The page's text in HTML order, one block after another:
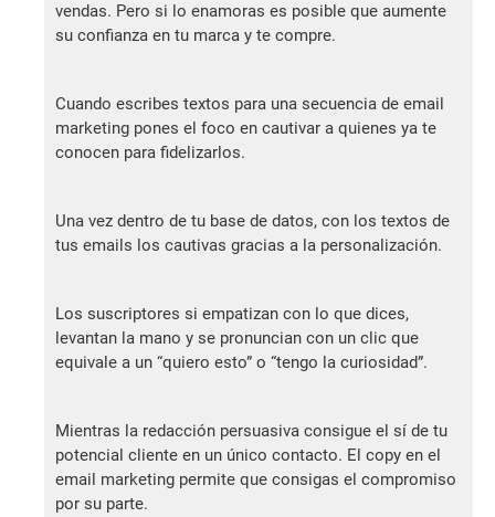
vendas. Pero si lo enamoras es posible que aumente
su confianza en tu marca y te compre.
Cuando escribes textos para una secuencia de email
marketing pones el foco en cautivar a quienes ya te
conocen para fidelizarlos.
Una vez dentro de tu base de datos, con los textos de
tus emails los cautivas gracias a la personalización.
Los suscriptores si empatizan con lo que dices,
levantan la mano y se pronuncian con un clic que
equivale a un “quiero esto” o “tengo la curiosidad”.
Mientras la redacción persuasiva consigue el sí de tu
potencial cliente en un único contacto. El copy en el
email marketing permite que consigas el compromiso
por su parte.